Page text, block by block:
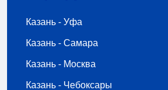
Казань - Уфа
Казань - Самара
Казань - Москва
Казань - Чебоксары